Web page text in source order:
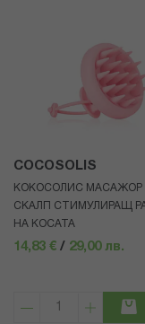
COCOSOLIS
КОКОСОЛИС МАСАЖОР
СКАЛП СТИМУЛИРАЩ
НА КОСАТА
14,83 € / 29,00 лв.